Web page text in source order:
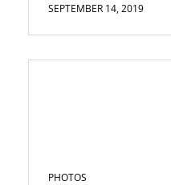
SEPTEMBER 14, 2019
PHOTOS